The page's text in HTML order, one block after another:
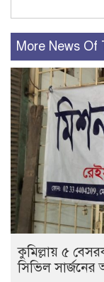
More News
কুমিল্লায় ৫
সিভিল সার্জনের